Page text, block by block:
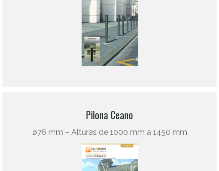
Pilona Ceano
ø76 mm – Alturas de 1000 mm a 1450 mm